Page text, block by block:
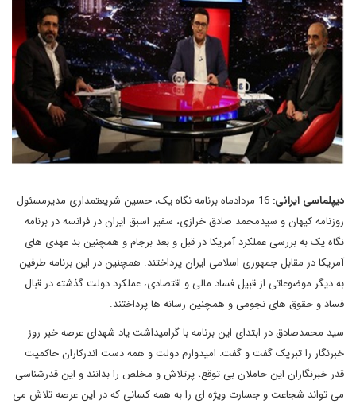
دیپلماسی ایرانی:
16 مردادماه برنامه نگاه یک، حسین شریعتمداری مدیرمسئول
روزنامه کیهان و سیدمحمد صادق خرازی، سفیر اسبق ایران در فرانسه در برنامه
نگاه یک به بررسی عملکرد آمریکا در قبل و بعد برجام و همچنین بد عهدی های
آمریکا در مقابل جمهوری اسلامی ایران پرداختند. همچنین در این برنامه طرفین
به دیگر موضوعاتی از قبیل فساد مالی و اقتصادی، عملکرد دولت گذشته در قبال
فساد و حقوق های نجومی و همچنین رسانه ها پرداختند.
سید محمدصادق در ابتدای این برنامه با گرامیداشت یاد شهدای عرصه خبر روز
خبرنگار را تبریک گفت و گفت: امیدوارم دولت و همه دست اندرکاران حاکمیت
قدر خبرنگاران این حاملان بی توقع، پرتلاش و مخلص را بدانند و این قدرشناسی
می تواند شجاعت و جسارت ویژه ای را به همه کسانی که در این عرصه تلاش می